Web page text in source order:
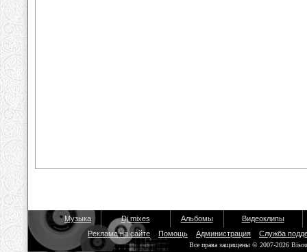
Музыка Dj mixes Альбомы
Видеоклипы
Реклама на сайте
Помощь Администрация Служба
Все права защищены © 2007-2026